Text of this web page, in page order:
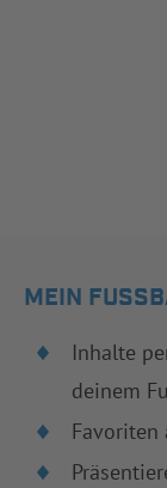
MEIN
Inhalte
deinem
Favoriten